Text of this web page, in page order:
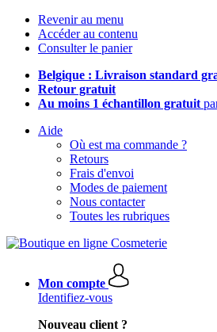
Revenir au menu
Accéder au contenu
Consulter le panier
Belgique : Livraison standard
Retour gratuit
Au moins 1 échantillon gratuit
Aide
Où est ma commande ?
Retours
Frais d'envoi
Modes de paiement
Nous contacter
Toutes les rubriques
Mon compte
Identifiez-vous
Nouveau client ?